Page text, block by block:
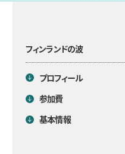
目次
フィンランドの波
プロフィール
参加費
基本情報